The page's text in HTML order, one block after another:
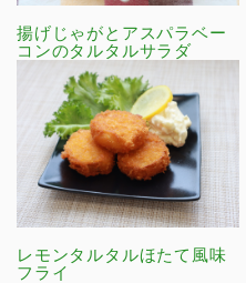
揚げじゃがとアスパラベー
コンのタルタルサラダ
レモンタルタルほたて風味
フライ